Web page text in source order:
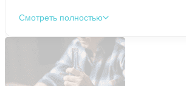
Смотреть полностью